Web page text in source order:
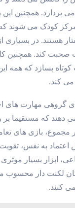
‌پردازد. همچنین این
کودک می ‌شوند
هستند. در بسیاری
صحبت کند. همچنین
کوتاه بسازد که همه
می‌ کند.
گروهی مهارت‌ های
‌دهند که مستقیما بر
مجموع، بازی ‌های
به نفس، تقویت
ابزار بسیار
لکنت ‌دار محسوب
‌کنند.